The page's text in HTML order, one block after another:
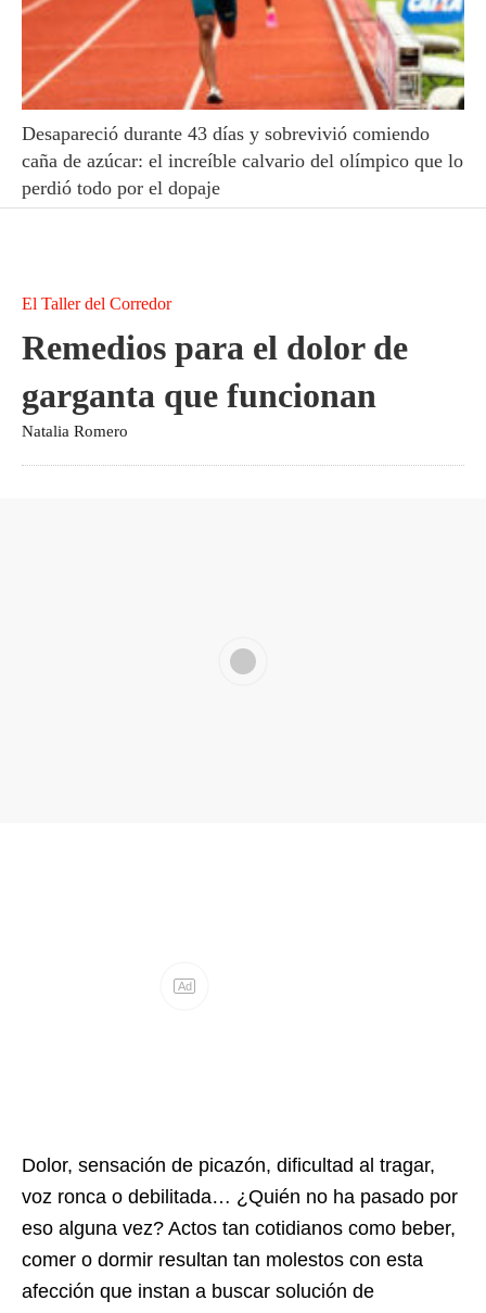
Desapareció durante 43 días y sobrevivió comiendo
caña de azúcar: el increíble calvario del olímpico que lo
perdió todo por el dopaje